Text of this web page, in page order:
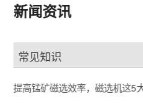
新闻资讯
常见知识
提高锰矿磁选效率，磁选机这5